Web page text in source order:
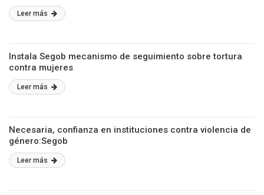
Leer más
Instala Segob mecanismo de seguimiento sobre tortura
contra mujeres
Leer más
Necesaria, confianza en instituciones contra violencia de
género:Segob
Leer más